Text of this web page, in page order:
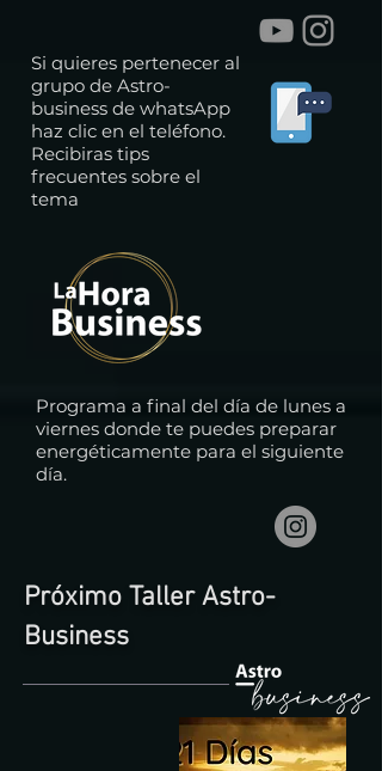
Si quieres pertenecer al
grupo de Astro-
business de whatsApp
haz clic en el teléfono.
Recibiras tips
frecuentes sobre el
tema
Programa a final del día de lunes a
viernes donde te puedes preparar
energéticamente para el siguiente
día.
Próximo Taller Astro-
Business